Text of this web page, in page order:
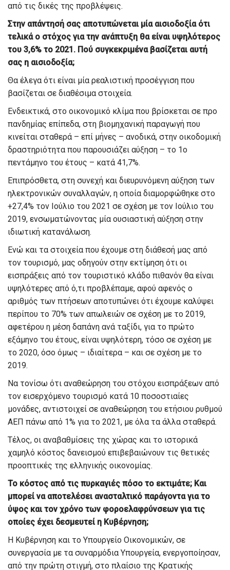
από τις δικές της προβλέψεις.
Στην απάντησή σας αποτυπώνεται μία αισιοδοξία ότι
τελικά ο στόχος για την ανάπτυξη θα είναι υψηλότερος
του 3,6% το 2021. Πού συγκεκριμένα βασίζεται αυτή
σας η αισιοδοξία;
Θα έλεγα ότι είναι μία ρεαλιστική προσέγγιση που
βασίζεται σε διαθέσιμα στοιχεία.
Ενδεικτικά, στο οικονομικό κλίμα που βρίσκεται σε προ
πανδημίας επίπεδα, στη βιομηχανική παραγωγή που
κινείται σταθερά – επί μήνες – ανοδικά, στην οικοδομική
δραστηριότητα που παρουσιάζει αύξηση – το 1ο
πεντάμηνο του έτους – κατά 41,7%.
Επιπρόσθετα, στη συνεχή και διευρυνόμενη αύξηση των
ηλεκτρονικών συναλλαγών, η οποία διαμορφώθηκε στο
+27,4% τον Ιούλιο του 2021 σε σχέση με τον Ιούλιο του
2019, ενσωματώνοντας μία ουσιαστική αύξηση στην
ιδιωτική κατανάλωση.
Ενώ και τα στοιχεία που έχουμε στη διάθεσή μας από
τον τουρισμό, μας οδηγούν στην εκτίμηση ότι οι
εισπράξεις από τον τουριστικό κλάδο πιθανόν θα είναι
υψηλότερες από ό,τι προβλέπαμε, αφού αφενός ο
αριθμός των πτήσεων αποτυπώνει ότι έχουμε καλύψει
περίπου το 70% των απωλειών σε σχέση με το 2019,
αφετέρου η μέση δαπάνη ανά ταξίδι, για το πρώτο
εξάμηνο του έτους, είναι υψηλότερη, τόσο σε σχέση με
το 2020, όσο όμως – ιδιαίτερα – και σε σχέση με το
2019.
Να τονίσω ότι αναθεώρηση του στόχου εισπράξεων από
τον εισερχόμενο τουρισμό κατά 10 ποσοστιαίες
μονάδες, αντιστοιχεί σε αναθεώρηση του ετήσιου ρυθμού
ΑΕΠ πάνω από 1% για το 2021, με όλα τα άλλα σταθερά.
Τέλος, οι αναβαθμίσεις της χώρας και το ιστορικά
χαμηλό κόστος δανεισμού επιβεβαιώνουν τις θετικές
προοπτικές της ελληνικής οικονομίας.
Το κόστος από τις πυρκαγιές πόσο το εκτιμάτε; Και
μπορεί να αποτελέσει ανασταλτικό παράγοντα για το
ύψος και τον χρόνο των φοροελαφρύνσεων για τις
οποίες έχει δεσμευτεί η Κυβέρνηση;
Η Κυβέρνηση και το Υπουργείο Οικονομικών, σε
συνεργασία με τα συναρμόδια Υπουργεία, ενεργοποίησαν,
από την πρώτη στιγμή, στο πλαίσιο της Κρατικής